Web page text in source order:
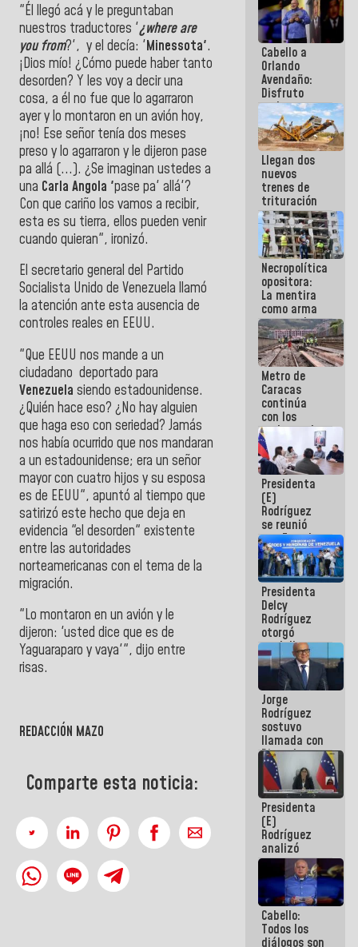
"Él llegó acá y le preguntaban
nuestros traductores '¿where are
you from?', y el decía: 'Minessota'.
¡Dios mío! ¿Cómo puede haber tanto
desorden? Y les voy a decir una
cosa, a él no fue que lo agarraron
ayer y lo montaron en un avión hoy,
¡no! Ese señor tenía dos meses
preso y lo agarraron y le dijeron pase
pa allá (...). ¿Se imaginan ustedes a
una Carla Angola 'pase pa' allá'?
Con que cariño los vamos a recibir,
esta es su tierra, ellos pueden venir
cuando quieran", ironizó.
El secretario general del Partido
Socialista Unido de Venezuela llamó
la atención ante esta ausencia de
controles reales en EEUU.
"Que EEUU nos mande a un
ciudadano deportado para
Venezuela siendo estadounidense.
¿Quién hace eso? ¿No hay alguien
que haga eso con seriedad? Jamás
nos había ocurrido que nos mandaran
a un estadounidense; era un señor
mayor con cuatro hijos y su esposa
es de EEUU", apuntó al tiempo que
satirizó este hecho que deja en
evidencia "el desorden" existente
entre las autoridades
norteamericanas con el tema de la
migración.
"Lo montaron en un avión y le
dijeron: 'usted dice que es de
Yaguaraparo y vaya'", dijo entre
risas.
REDACCIÓN MAZO
Comparte esta noticia:
Cabello a
Orlando
Avendaño:
Disfruto
cada vez
que escribes
porque lo
que haces
es
embarrarla
Llegan dos
nuevos
trenes de
trituración
para
optimizar
manejo de
escombros
en La Guaira
Necropolítica
opositora:
La mentira
como arma
contra el
Pueblo
Metro de
Caracas
continúa
con los
trabajos de
mantenimiento
e inspección
en la Línea 2
Presidenta
(E)
Rodríguez
se reunió
con Estado
Mayor
Eléctrico
para
abordar
planes de
acción
Presidenta
Delcy
Rodríguez
otorgó
medalla
"Héroe de
Venezuela"
a servidores
públicos
Jorge
Rodríguez
sostuvo
llamada con
Dinorah
Figuera y
acuerdan
primer
encuentro
presencial
para el
diálogo
Presidenta
(E)
Rodríguez
analizó
junto a
gobernadores
planes de
recuperación
del Sistema
Eléctrico
Cabello:
Todos los
diálogos son